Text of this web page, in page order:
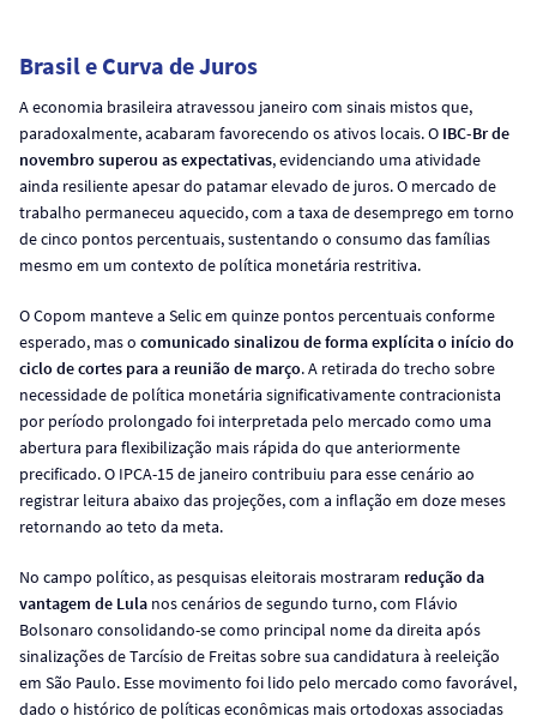
Brasil e Curva de Juros
A economia brasileira atravessou janeiro com sinais mistos que,
paradoxalmente, acabaram favorecendo os ativos locais. O IBC-Br de
novembro superou as expectativas, evidenciando uma atividade
ainda resiliente apesar do patamar elevado de juros. O mercado de
trabalho permaneceu aquecido, com a taxa de desemprego em torno
de cinco pontos percentuais, sustentando o consumo das famílias
mesmo em um contexto de política monetária restritiva.
O Copom manteve a Selic em quinze pontos percentuais conforme
esperado, mas o comunicado sinalizou de forma explícita o início do
ciclo de cortes para a reunião de março. A retirada do trecho sobre
necessidade de política monetária significativamente contracionista
por período prolongado foi interpretada pelo mercado como uma
abertura para flexibilização mais rápida do que anteriormente
precificado. O IPCA-15 de janeiro contribuiu para esse cenário ao
registrar leitura abaixo das projeções, com a inflação em doze meses
retornando ao teto da meta.
No campo político, as pesquisas eleitorais mostraram redução da
vantagem de Lula nos cenários de segundo turno, com Flávio
Bolsonaro consolidando-se como principal nome da direita após
sinalizações de Tarcísio de Freitas sobre sua candidatura à reeleição
em São Paulo. Esse movimento foi lido pelo mercado como favorável,
dado o histórico de políticas econômicas mais ortodoxas associadas